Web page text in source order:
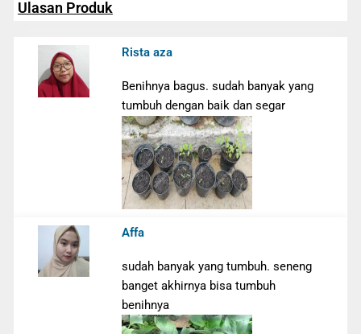
Ulasan Produk
Rista aza
Benihnya bagus. sudah banyak yang
tumbuh dengan baik dan segar
Affa
sudah banyak yang tumbuh. seneng
banget akhirnya bisa tumbuh
benihnya